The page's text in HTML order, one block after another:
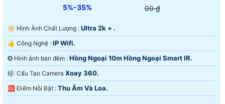
5%-35% 00 ₫
🔆 Hình Ành Chất Lượng : Ultra 2k + .
👍 Công Nghệ : IP Wifi.
✪ Hình ảnh ban đêm : Hồng Ngoại 10m Hồng Ngoại Smart IR.
🎼️ Cấu Tạo Camera Xoay 360.
️🆑 Điểm Nỗi Bật : Thu Âm Và Loa.